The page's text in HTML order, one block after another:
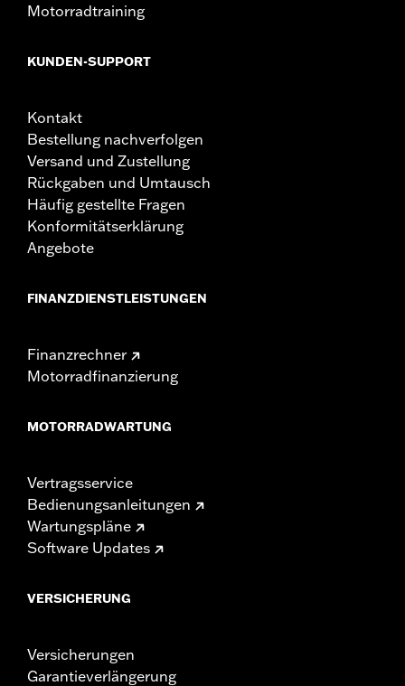
Motorradtraining
KUNDEN-SUPPORT
Kontakt
Bestellung nachverfolgen
Versand und Zustellung
Rückgaben und Umtausch
Häufig gestellte Fragen
Konformitätserklärung
Angebote
FINANZDIENSTLEISTUNGEN
Finanzrechner
Motorradfinanzierung
MOTORRADWARTUNG
Vertragsservice
Bedienungsanleitungen
Wartungspläne
Software Updates
VERSICHERUNG
Versicherungen
Garantieverlängerung